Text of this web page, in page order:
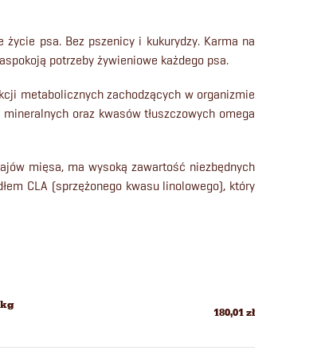
życie psa. Bez pszenicy i kukurydzy. Karma na
potrzeby żywieniowe każdego psa.
metabolicznych zachodzących w organizmie
oraz kwasów tłuszczowych omega
mięsa, ma wysoką zawartość niezbędnych
CLA (sprzężonego kwasu linolowego), który
180,01 zł